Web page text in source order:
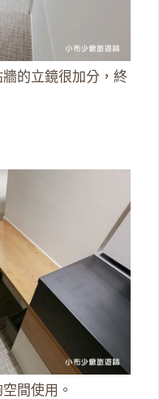
的立鏡很加分，終
間使用。